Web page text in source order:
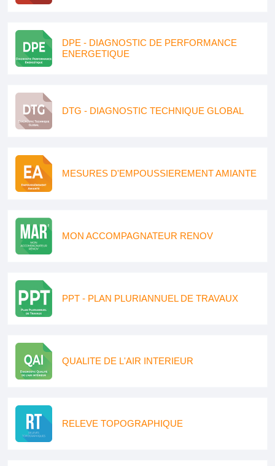
DPE - DIAGNOSTIC DE PERFORMANCE
ENERGETIQUE
DTG - DIAGNOSTIC TECHNIQUE GLOBAL
MESURES D'EMPOUSSIEREMENT AMIANTE
MON ACCOMPAGNATEUR RENOV
PPT - PLAN PLURIANNUEL DE TRAVAUX
QUALITE DE L'AIR INTERIEUR
RELEVE TOPOGRAPHIQUE